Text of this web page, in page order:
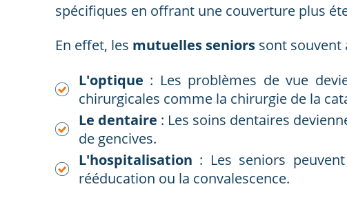
spécifiques en offrant une couverture plus
En effet, les mutuelles seniors sont souvent
L'optique : Les problèmes de vue
chirurgicales comme la chirurgie de la
Le dentaire : Les soins dentaires
de gencives.
L'hospitalisation : Les seniors
rééducation ou la convalescence.